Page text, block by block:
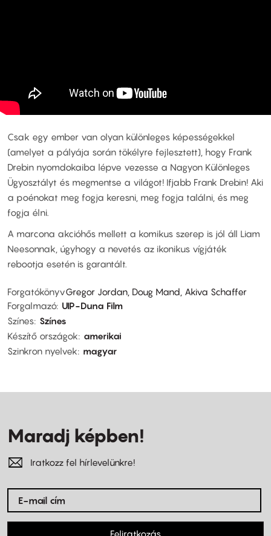
Csak egy ember van olyan különleges képességekkel
(amelyet a pályája során tökélyre fejlesztett), hogy Frank
Drebin nyomdokaiba lépve vezesse a Nagyon Különleges
Ügyosztályt és megmentse a világot! Ifjabb Frank Drebin! Aki
a poénokat meg fogja keresni, meg fogja találni, és meg
fogja élni.
A marcona akcióhős mellett a komikus szerep is jól áll Liam
Neesonnak, úgyhogy a nevetés az ikonikus vígjáték
rebootja esetén is garantált.
ForgatókönyvGregor Jordan, Doug Mand, Akiva Schaffer
Forgalmazó UIP-Duna Film
Színes Színes
Készítő országok
amerikai
Szinkron nyelvek
magyar
Maradj képben!
Iratkozz fel hírlevelünkre!
Feliratkozás